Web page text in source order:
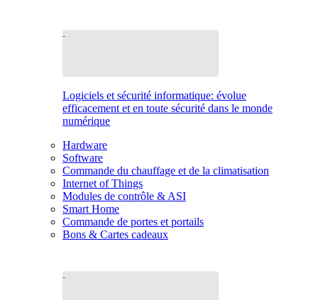
Logiciels et sécurité informatique: évolue
efficacement et en toute sécurité dans le monde
numérique
Hardware
Software
Commande du chauffage et de la climatisation
Internet of Things
Modules de contrôle & ASI
Smart Home
Commande de portes et portails
Bons & Cartes cadeaux